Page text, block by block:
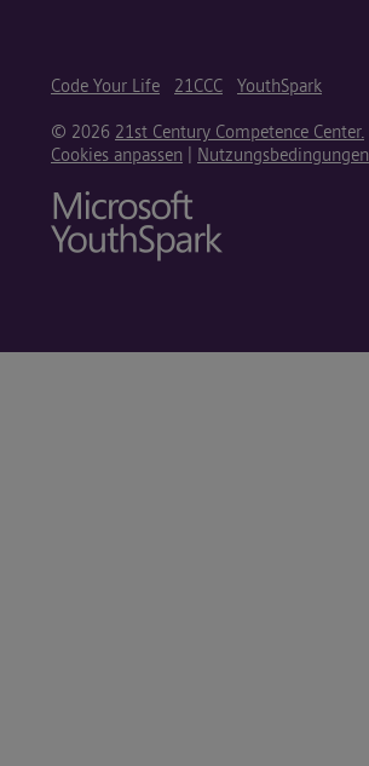
Code Your Life 21CCC YouthSpark
© 2026 21st Century Competence Center.
Cookies anpassen
Nutzungsbedingungen